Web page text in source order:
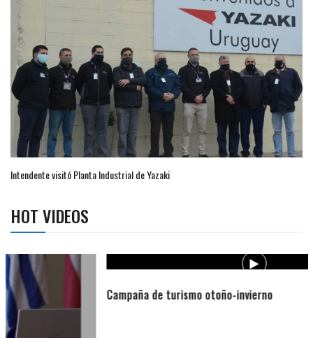
Intendente visitó Planta Industrial de Yazaki
HOT VIDEOS
Campaña de turismo otoño-invierno